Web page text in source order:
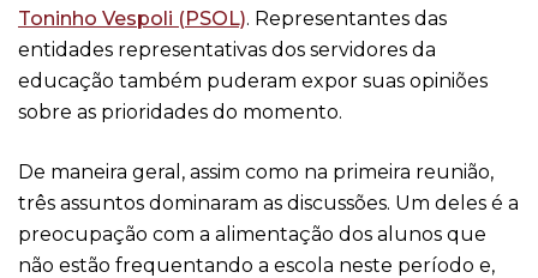
Toninho Vespoli (PSOL). Representantes das
entidades representativas dos servidores da
educação também puderam expor suas opiniões
sobre as prioridades do momento.
De maneira geral, assim como na primeira reunião,
três assuntos dominaram as discussões. Um deles é a
preocupação com a alimentação dos alunos que
não estão frequentando a escola neste período e,